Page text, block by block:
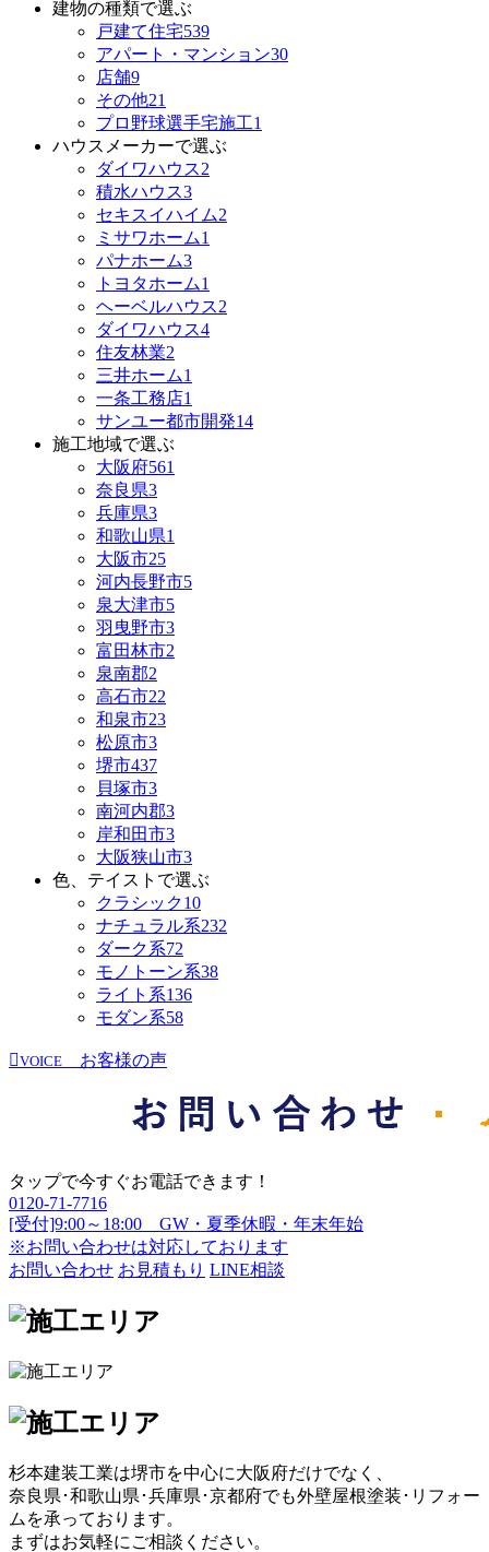
建物の種類で選ぶ
戸建て住宅539
アパート・マンション30
店舗9
その他21
プロ野球選手宅施工1
ハウスメーカーで選ぶ
ダイワハウス2
積水ハウス3
セキスイハイム2
ミサワホーム1
パナホーム3
トヨタホーム1
ヘーベルハウス2
ダイワハウス4
住友林業2
三井ホーム1
一条工務店1
サンユー都市開発14
施工地域で選ぶ
大阪府561
奈良県3
兵庫県3
和歌山県1
大阪市25
河内長野市5
泉大津市5
羽曳野市3
富田林市2
泉南郡2
高石市22
和泉市23
松原市3
堺市437
貝塚市3
南河内郡3
岸和田市3
大阪狭山市3
色、テイストで選ぶ
クラシック10
ナチュラル系232
ダーク系72
モノトーン系38
ライト系136
モダン系58
VOICE お客様の声
タップで今すぐお電話できます！
0120-71-7716
[受付]9:00～18:00 GW・夏季休暇・年末年始
※お問い合わせは対応しております
お問い合わせ お見積もり LINE相談
杉本建装工業は堺市を中心に大阪府だけでなく、
奈良県･和歌山県･兵庫県･京都府でも外壁屋根塗装･リフォー
ムを承っております。
まずはお気軽にご相談ください。